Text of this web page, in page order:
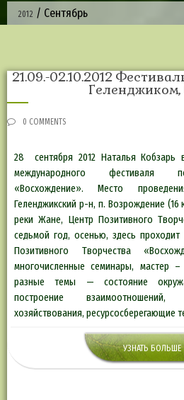
2012 / Сентябрь
21.09.-02.10.2012
Геленджиком,
0 COMMENTS
28 сентября 2012 Наталья Кобзарь
международного фестиваля
«Восхождение». Место
Геленджикский р-н, п. Возрождение (16
реки Жане, Центр Позитивного
седьмой год, осенью, здесь
Позитивного Творчества
многочисленные семинары, мастер
разные темы — состояние
построение
хозяйствования, ресурсосберегающие
УЗНАТЬ БОЛЬШЕ